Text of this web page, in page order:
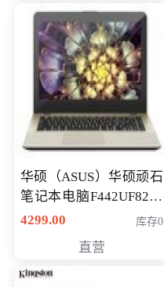
华硕（ASUS）华硕顽石
笔记本电脑F442UF8250
八代独显轻薄办公商务
4299.00 库存0
直营